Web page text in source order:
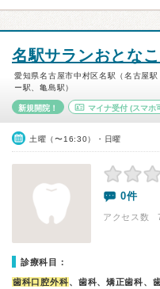
名駅サランおとな
愛知県名古屋市中村区名駅（名古屋
ー駅、亀島駅）
新規開院！ マイナ受付(スマホ
土曜（〜16:30）・日曜
0件
アクセス数
診療科目：
歯科口腔外科、歯科、矯正歯科、